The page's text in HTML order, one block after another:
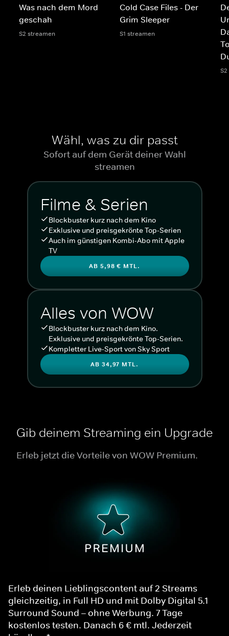
Was nach dem Mord
geschah
S2 streamen
Cold Case Files - Der
Grim Sleeper
S1 streamen
Wähl, was zu dir passt
Sofort auf dem Gerät deiner Wahl
streamen
Filme & Serien
Blockbuster kurz nach dem Kino
Exklusive und preisgekrönte Top-Serien
Auch im günstigen Kombi-Abo mit Apple
TV
AB 5,98 € MTL.
Alles von WOW
Blockbuster kurz nach dem Kino.
Exklusive und preisgekrönte Top-Serien.
Kompletter Live-Sport von Sky Sport
AB 34,97 MTL.
Gib deinem Streaming ein Upgrade
Erleb jetzt die Vorteile von WOW Premium.
Erleb deinen Lieblingscontent auf 2 Streams
gleichzeitig, in Full HD und mit Dolby Digital 5.1
Surround Sound – ohne Werbung. 7 Tage
kostenlos testen. Danach 6 € mtl. Jederzeit